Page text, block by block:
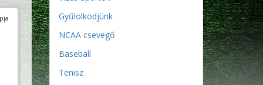
Gyűlölködjünk
NCAA csevegő
Baseball
Tenisz